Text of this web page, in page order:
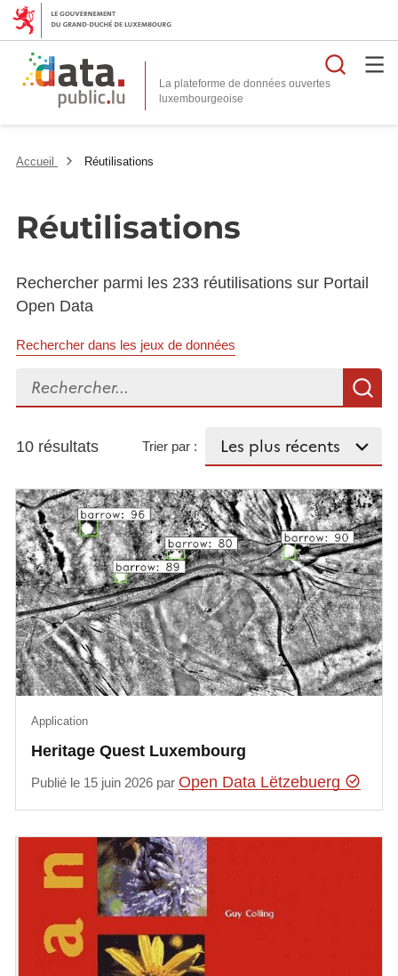
La plateforme de données ouvertes
Accueil Réutilisations
Réutilisations
Rechercher parmi les 233 réutilisations sur Portail
Open Data
Rechercher dans les jeux de données
Rechercher...
10 résultats Trier par :
Heritage Quest Luxembourg
Application
Publié le 15 juin 2026 parOpen Data Lëtzebuerg